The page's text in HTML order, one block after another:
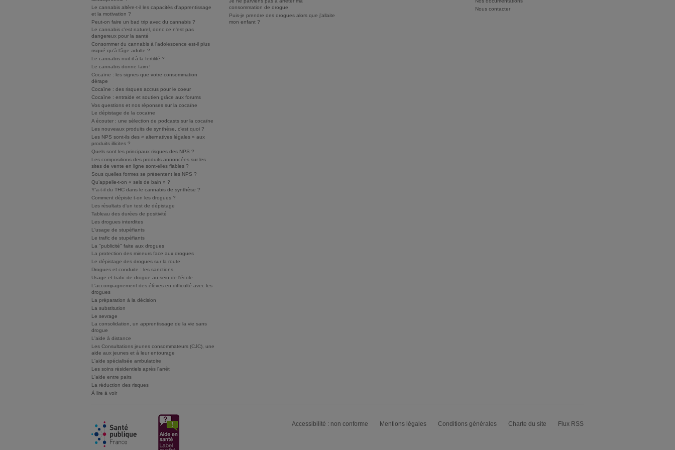
Le cannabis altère-t-il les capacités d'apprentissage
et la motivation ?
Peut-on faire un bad trip avec du cannabis ?
Le cannabis c'est naturel, donc ce n'est pas
dangereux pour la santé
Consommer du cannabis à l’adolescence est-il plus
risqué qu’à l’âge adulte ?
Le cannabis nuit-il à la fertilité ?
Le cannabis donne faim !
Cocaïne : les signes que votre consommation
dérape
Cocaïne : des risques accrus pour le coeur
Cocaïne : entraide et soutien grâce aux forums
Vos questions et nos réponses sur la cocaïne
Le dépistage de la cocaïne
A écouter : une sélection de podcasts sur la cocaïne
Les nouveaux produits de synthèse, c’est quoi ?
Les NPS sont-ils des « alternatives légales » aux
produits illicites ?
Quels sont les principaux risques des NPS ?
Les compositions des produits annoncées sur les
sites de vente en ligne sont-elles fiables ?
Sous quelles formes se présentent les NPS ?
Qu’appelle-t-on « sels de bain » ?
Y’a-t-il du THC dans le cannabis de synthèse ?
Comment dépiste t-on les drogues ?
Les résultats d'un test de dépistage
Tableau des durées de positivité
Les drogues interdites
L'usage de stupéfiants
Le trafic de stupéfiants
La "publicité" faite aux drogues
La protection des mineurs face aux drogues
Le dépistage des drogues sur la route
Drogues et conduite : les sanctions
Usage et trafic de drogue au sein de l'école
L'accompagnement des élèves en difficulté avec les
drogues
La préparation à la décision
La substitution
Le sevrage
La consolidation, un apprentissage de la vie sans
drogue
L'aide à distance
Les Consultations jeunes consommateurs (CJC), une
aide aux jeunes et à leur entourage
L'aide spécialisée ambulatoire
Les soins résidentiels après l'arrêt
L'aide entre pairs
La réduction des risques
À lire à voir
consommation de drogue
Puis-je prendre des drogues alors que j'allaite
mon enfant ?
Nous contacter
Accessibilité : non conforme Mentions légales Conditions générales Charte du site Flux RSS